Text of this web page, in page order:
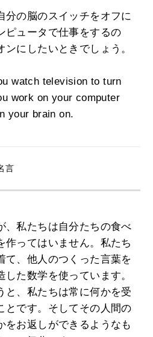
分の脳のスイッチをオフに
ピュータで仕事をするの
にしたいときでしょう。
watch television to turn
work on your computer
your brain on.
言
、私たちは自分たちの食べ
作ってはいません。私たち
て、他人のつくった言葉を
した数学を使っています。
と、私たちは常に何かを受
とです。そしてその人間の
をお返しができるようなも